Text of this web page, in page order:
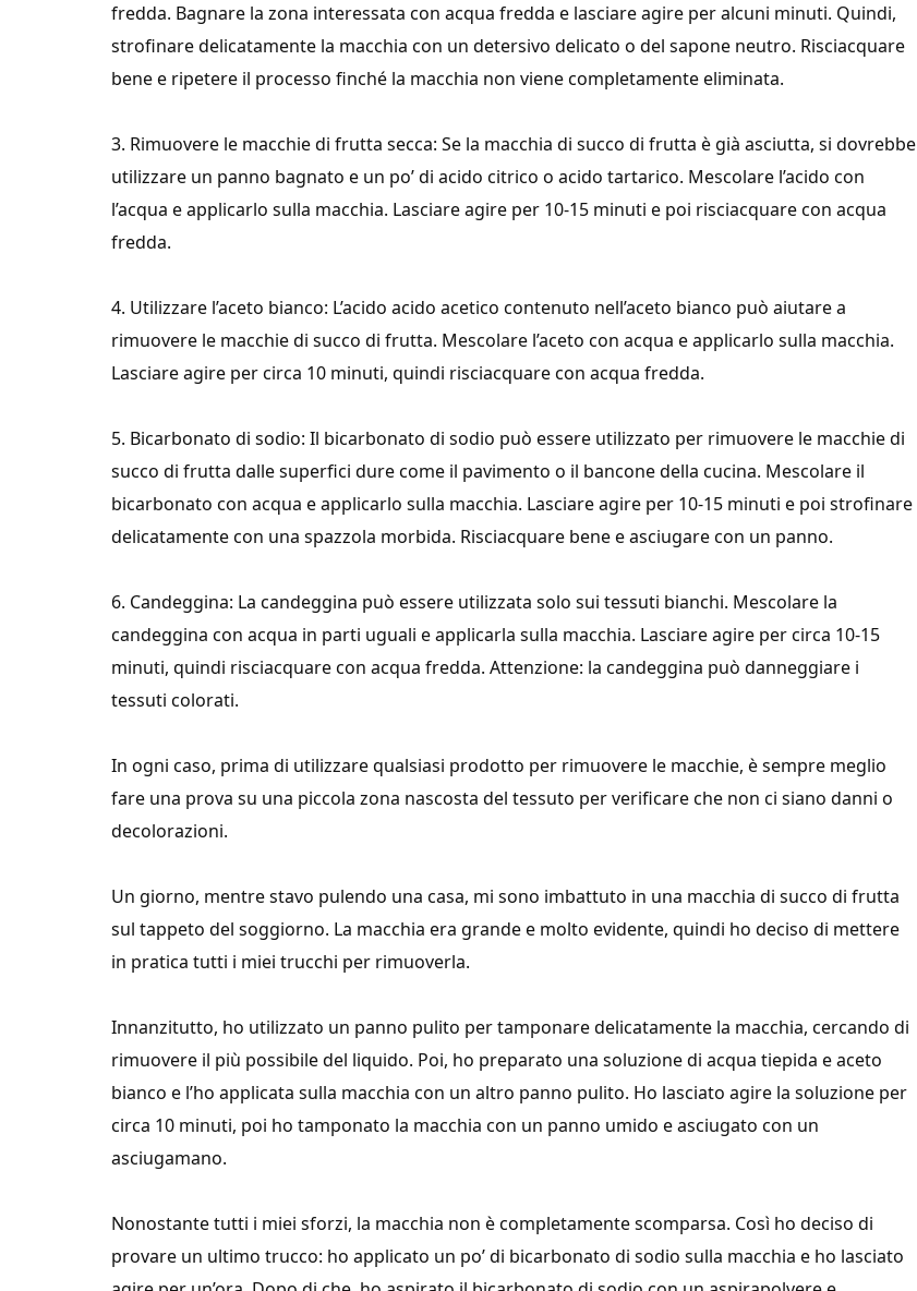
fredda. Bagnare la zona interessata con acqua fredda e lasciare agire per alcuni minuti. Quindi,
strofinare delicatamente la macchia con un detersivo delicato o del sapone neutro. Risciacquare
bene e ripetere il processo finché la macchia non viene completamente eliminata.
3. Rimuovere le macchie di frutta secca: Se la macchia di succo di frutta è già asciutta, si dovrebbe
utilizzare un panno bagnato e un po’ di acido citrico o acido tartarico. Mescolare l’acido con
l’acqua e applicarlo sulla macchia. Lasciare agire per 10-15 minuti e poi risciacquare con acqua
fredda.
4. Utilizzare l’aceto bianco: L’acido acido acetico contenuto nell’aceto bianco può aiutare a
rimuovere le macchie di succo di frutta. Mescolare l’aceto con acqua e applicarlo sulla macchia.
Lasciare agire per circa 10 minuti, quindi risciacquare con acqua fredda.
5. Bicarbonato di sodio: Il bicarbonato di sodio può essere utilizzato per rimuovere le macchie di
succo di frutta dalle superfici dure come il pavimento o il bancone della cucina. Mescolare il
bicarbonato con acqua e applicarlo sulla macchia. Lasciare agire per 10-15 minuti e poi strofinare
delicatamente con una spazzola morbida. Risciacquare bene e asciugare con un panno.
6. Candeggina: La candeggina può essere utilizzata solo sui tessuti bianchi. Mescolare la
candeggina con acqua in parti uguali e applicarla sulla macchia. Lasciare agire per circa 10-15
minuti, quindi risciacquare con acqua fredda. Attenzione: la candeggina può danneggiare i
tessuti colorati.
In ogni caso, prima di utilizzare qualsiasi prodotto per rimuovere le macchie, è sempre meglio
fare una prova su una piccola zona nascosta del tessuto per verificare che non ci siano danni o
decolorazioni.
Un giorno, mentre stavo pulendo una casa, mi sono imbattuto in una macchia di succo di frutta
sul tappeto del soggiorno. La macchia era grande e molto evidente, quindi ho deciso di mettere
in pratica tutti i miei trucchi per rimuoverla.
Innanzitutto, ho utilizzato un panno pulito per tamponare delicatamente la macchia, cercando di
rimuovere il più possibile del liquido. Poi, ho preparato una soluzione di acqua tiepida e aceto
bianco e l’ho applicata sulla macchia con un altro panno pulito. Ho lasciato agire la soluzione per
circa 10 minuti, poi ho tamponato la macchia con un panno umido e asciugato con un
asciugamano.
Nonostante tutti i miei sforzi, la macchia non è completamente scomparsa. Così ho deciso di
provare un ultimo trucco: ho applicato un po’ di bicarbonato di sodio sulla macchia e ho lasciato